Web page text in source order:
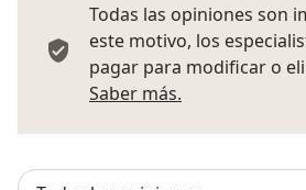
Todas las opiniones son
este motivo, los
pagar para modificar o
Saber más.